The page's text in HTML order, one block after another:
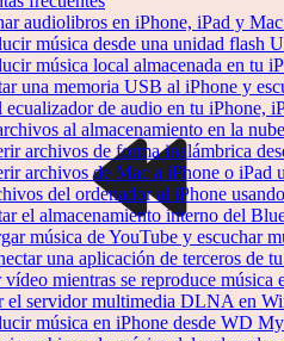
audiolibros en iPhone, iPad y
música desde una unidad flash
música local almacenada en tu
una memoria USB al iPhone y
ecualizador de audio en tu iPhone,
al almacenamiento en la
archivos de forma inalámbrica
archivos de Mac a iPhone o iPad
del ordenador al iPhone
el almacenamiento interno del
música de YouTube y escuchar
una aplicación de terceros de
mientras se reproduce música
el servidor multimedia DLNA en
música en iPhone desde WD